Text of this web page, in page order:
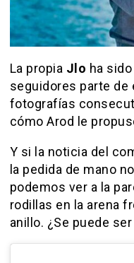
La propia Jlo ha
seguidores parte
fotografías
cómo Arod le
Y si la noticia del
la pedida de mano
podemos ver a la
rodillas en la arena
anillo. ¿Se puede